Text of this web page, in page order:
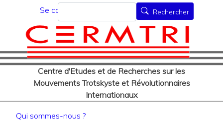
au
contenu
principal
Menu du compte de
Se connecter
Centre d'Etudes et de Recherches sur les
Mouvements Trotskyste et Révolutionnaires
Internationaux
Rechercher Rechercher
Navigation principale
Qui sommes-nous ?